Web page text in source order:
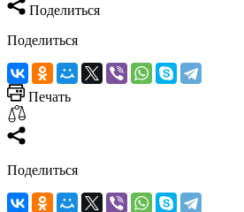
Поделиться
Поделиться
Печать
Поделиться